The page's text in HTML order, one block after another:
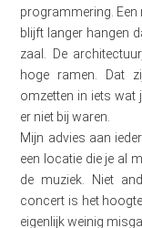
programmering. Een
blijft langer hangen
zaal. De
hoge ramen. Dat
omzetten in iets wat
er niet bij waren.
Mijn advies aan
een locatie die je al
de muziek. Niet
concert is het
eigenlijk weinig